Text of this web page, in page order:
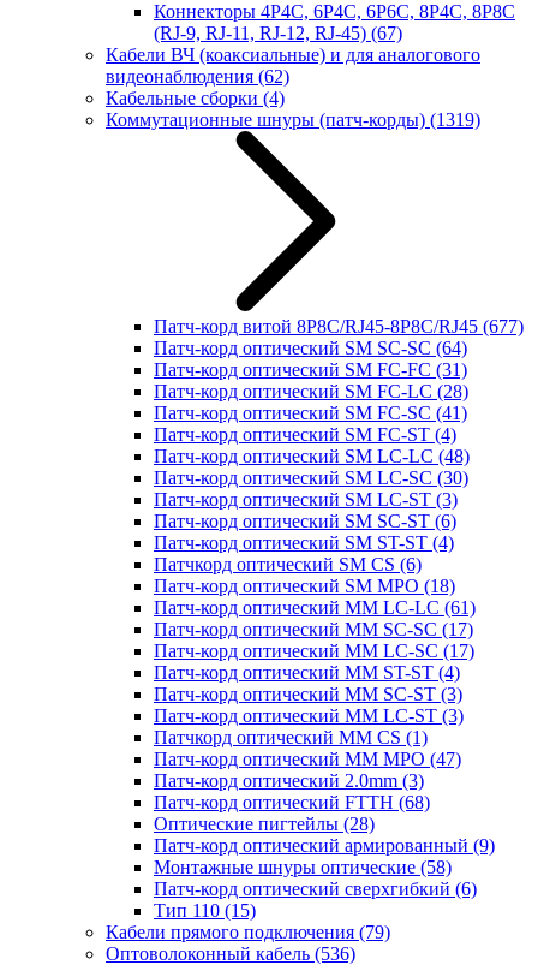
Коннекторы 4P4C, 6P4C, 6P6C, 8P4C, 8P8C
(RJ-9, RJ-11, RJ-12, RJ-45) (67)
Кабели ВЧ (коаксиальные) и для аналогового
видеонаблюдения (62)
Кабельные сборки (4)
Коммутационные шнуры (патч-корды) (1319)
Патч-корд витой 8P8C/RJ45-8P8C/RJ45 (677)
Патч-корд оптический SM SC-SC (64)
Патч-корд оптический SM FC-FC (31)
Патч-корд оптический SM FC-LC (28)
Патч-корд оптический SM FC-SC (41)
Патч-корд оптический SM FC-ST (4)
Патч-корд оптический SM LC-LC (48)
Патч-корд оптический SM LC-SC (30)
Патч-корд оптический SM LC-ST (3)
Патч-корд оптический SM SC-ST (6)
Патч-корд оптический SM ST-ST (4)
Патчкорд оптический SM CS (6)
Патч-корд оптический SM MPO (18)
Патч-корд оптический MM LC-LC (61)
Патч-корд оптический MM SC-SC (17)
Патч-корд оптический MM LC-SC (17)
Патч-корд оптический MM ST-ST (4)
Патч-корд оптический MM SC-ST (3)
Патч-корд оптический MM LC-ST (3)
Патчкорд оптический MM CS (1)
Патч-корд оптический MM MPO (47)
Патч-корд оптический 2.0mm (3)
Патч-корд оптический FTTH (68)
Оптические пигтейлы (28)
Патч-корд оптический армированный (9)
Монтажные шнуры оптические (58)
Патч-корд оптический сверхгибкий (6)
Тип 110 (15)
Кабели прямого подключения (79)
Оптоволоконный кабель (536)